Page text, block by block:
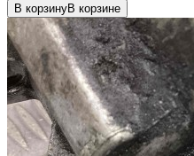
В корзинуВ корзине